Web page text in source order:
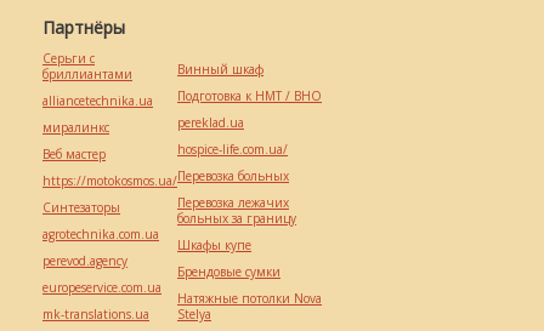
Партнёры
Серьги с
бриллиантами
alliancetechnika.ua
миралинкс
Веб мастер
https://motokosmos.ua/
Синтезаторы
agrotechnika.com.ua
perevod.agency
europeservice.com.ua
mk-translations.ua
Винный шкаф
Подготовка к НМТ / ВНО
pereklad.ua
hospice-life.com.ua/
Перевозка больных
Перевозка лежачих
больных за границу
Шкафы купе
Брендовые сумки
Натяжные потолки Nova
Stelya